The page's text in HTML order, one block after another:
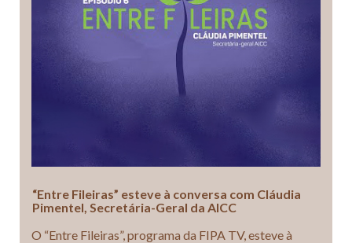
“Entre Fileiras” esteve à conversa com Cláudia
Pimentel, Secretária-Geral da AICC
O “Entre Fileiras”, programa da FIPA TV, esteve à